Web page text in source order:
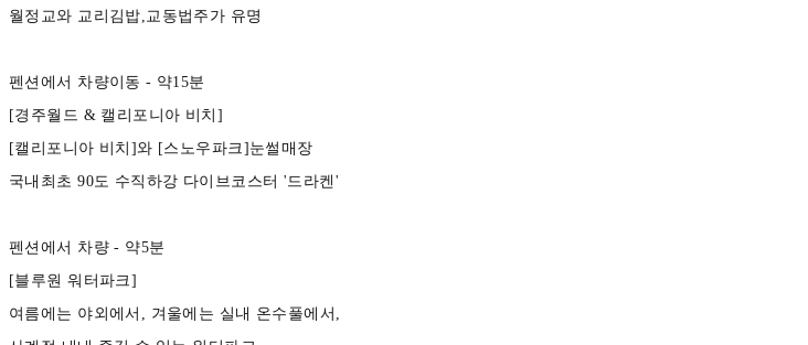
월정교와 교리김밥,교동법주가 유명
펜션에서 차량이동 - 약15분
[경주월드 & 캘리포니아 비치]
[캘리포니아 비치]와 [스노우파크]눈썰매장
국내최초 90도 수직하강 다이브코스터 '드라켄'
펜션에서 차량 - 약5분
[블루원 워터파크]
여름에는 야외에서, 겨울에는 실내 온수풀에서,